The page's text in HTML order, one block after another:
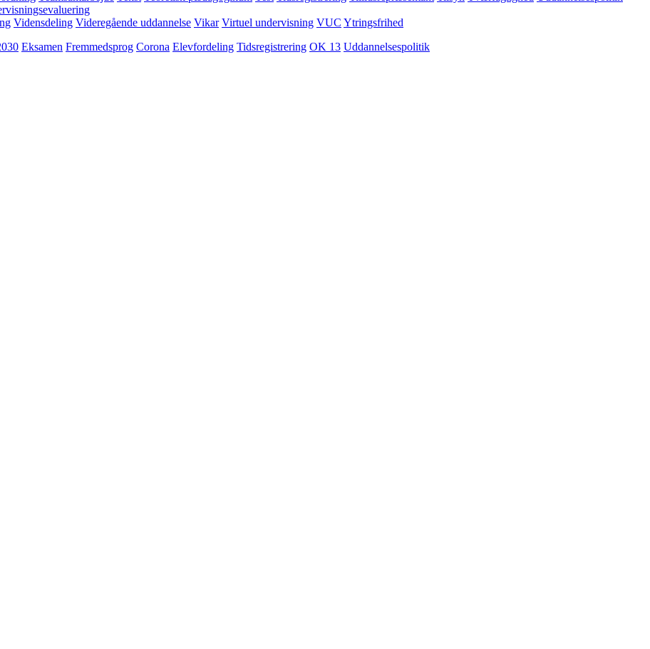
Vidensdeling Videregående uddannelse Vikar Virtuel undervisning VUC Ytringsfrihed
Eksamen Fremmedsprog Corona Elevfordeling Tidsregistrering OK 13 Uddannelsespolitik